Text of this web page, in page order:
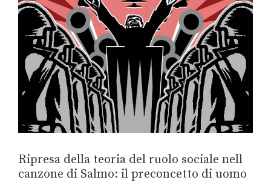
Ripresa della teoria del ruolo sociale nell
canzone di Salmo: il preconcetto di uomo